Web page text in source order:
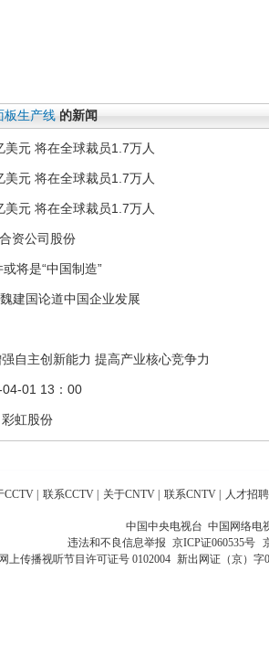
板生产线 的新闻
元 将在全球裁员1.7万人
元 将在全球裁员1.7万人
元 将在全球裁员1.7万人
资公司股份
将是“中国制造”
建国论道中国企业发展
自主创新能力 提高产业核心竞争力
01 13：00
虹股份
CCTV | 联系CCTV | 关于CNTV | 联系CNTV | 人才招聘
中国中央电视台 中国网络电
违法和不良信息举报 京ICP证060535号
网上传播视听节目许可证号 0102004 新出网证（京）